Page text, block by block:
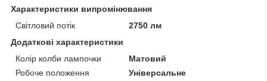
Характеристики випромінювання
Світловий потік
2750 лм
Додаткові характеристики
Колір колби лампочки
Матовий
Робоче положення
Універсальне